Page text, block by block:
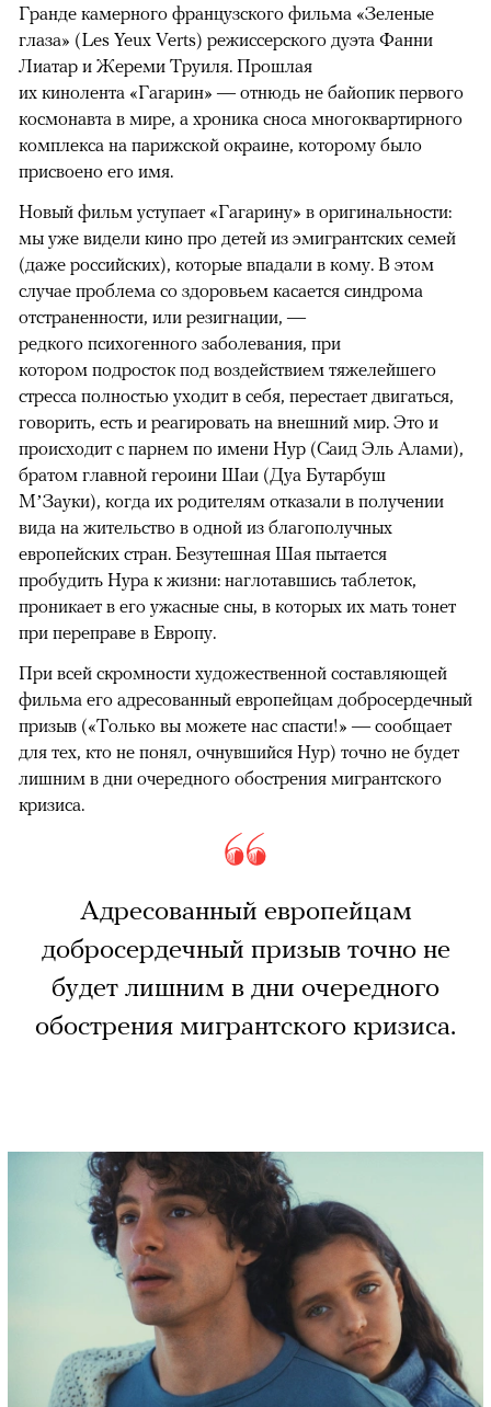
Гранде камерного французского фильма «Зеленые
глаза» (Les Yeux Verts) режиссерского дуэта Фанни
Лиатар и Жереми Труиля. Прошлая
их кинолента «Гагарин» — отнюдь не байопик первого
космонавта в мире, а хроника сноса многоквартирного
комплекса на парижской окраине, которому было
присвоено его имя.
Новый фильм уступает «Гагарину» в оригинальности:
мы уже видели кино про детей из эмигрантских семей
(даже российских), которые впадали в кому. В этом
случае проблема со здоровьем касается синдрома
отстраненности, или резигнации, —
редкого психогенного заболевания, при
котором подросток под воздействием тяжелейшего
стресса полностью уходит в себя, перестает двигаться,
говорить, есть и реагировать на внешний мир. Это и
происходит с парнем по имени Нур (Саид Эль Алами),
братом главной героини Шаи (Дуа Бутарбуш
М’Зауки), когда их родителям отказали в получении
вида на жительство в одной из благополучных
европейских стран. Безутешная Шая пытается
пробудить Нура к жизни: наглотавшись таблеток,
проникает в его ужасные сны, в которых их мать тонет
при переправе в Европу.
При всей скромности художественной составляющей
фильма его адресованный европейцам добросердечный
призыв («Только вы можете нас спасти!» — сообщает
для тех, кто не понял, очнувшийся Нур) точно не будет
лишним в дни очередного обострения мигрантского
кризиса.
Адресованный европейцам
добросердечный призыв точно не
будет лишним в дни очередного
обострения мигрантского кризиса.